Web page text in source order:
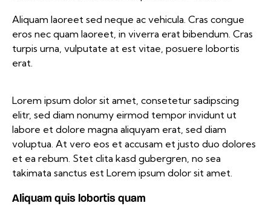
Aliquam laoreet sed neque ac vehicula. Cras congue
eros nec quam laoreet, in viverra erat bibendum. Cras
turpis urna, vulputate at est vitae, posuere lobortis
erat.
Lorem ipsum dolor sit amet, consetetur sadipscing
elitr, sed diam nonumy eirmod tempor invidunt ut
labore et dolore magna aliquyam erat, sed diam
voluptua. At vero eos et accusam et justo duo dolores
et ea rebum. Stet clita kasd gubergren, no sea
takimata sanctus est Lorem ipsum dolor sit amet.
Aliquam quis lobortis quam